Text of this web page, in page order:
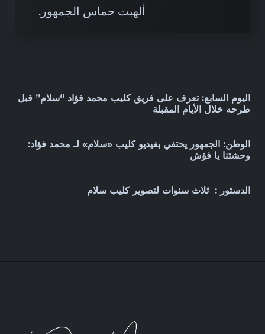
ألهبت حماس الجمهور .
اليوم السابع: تعرف على فريق كليب محمد فؤاد “سلام” قبل
طرحه خلال الأيام المقبلة
الوطن: الجمهور يحتفي بفيديو كليب «سلام» لـ محمد فؤاد:
وحشتنا يا فؤش
الدستور : ثلاث سنوات لتصوير كليب سلام